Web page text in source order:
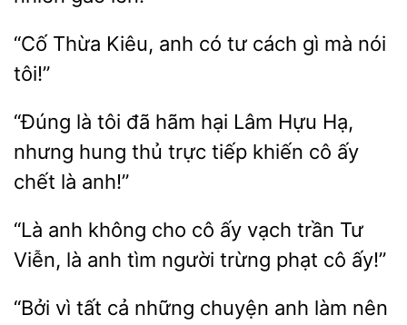
“Cố Thừa có tư cách
mà nói
tôi!”
“Đúng là tôi
hại Lâm Hựu Hạ,
nhưng hung thủ trực tiếp
cô ấy
chết là anh!”
không cho cô ấy vạch
Tư
Viễn, là anh tìm người trừng phạt cô ấy!”
“Bởi vì
cả những chuyện anh làm nên